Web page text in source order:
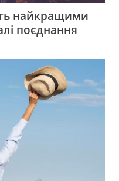
найкращими
поєднання